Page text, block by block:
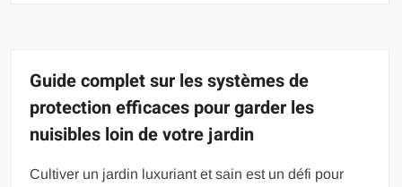
Guide complet sur les systèmes de
protection efficaces pour garder les
nuisibles loin de votre jardin
Cultiver un jardin luxuriant et sain est un défi pour